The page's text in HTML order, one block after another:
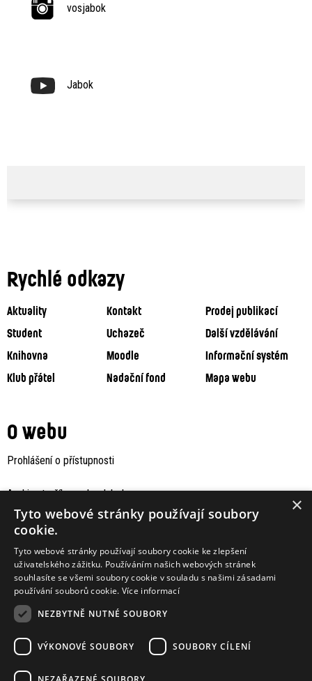
vosjabok
Jabok
Rychlé odkazy
Aktuality Kontakt
Prodej publikací
Student
Uchazeč
Další vzdělávání
Knihovna
Moodle
Informační systém
Klub přátel
Nadační fond Mapa webu
O webu
Prohlášení o přístupnosti
Archiv staršího webu Jaboku
Podporují nás
×
Tyto webové stránky používají soubory
cookie.
Tyto webové stránky používají soubory cookie ke zlepšení
uživatelského zážitku. Používáním našich webových stránek
souhlasíte se všemi soubory cookie v souladu s našimi zásadami
používání souborů cookie. Více informací
NEZBYTNĚ NUTNÉ SOUBORY
VÝKONOVÉ SOUBORY SOUBORY CÍLENÍ